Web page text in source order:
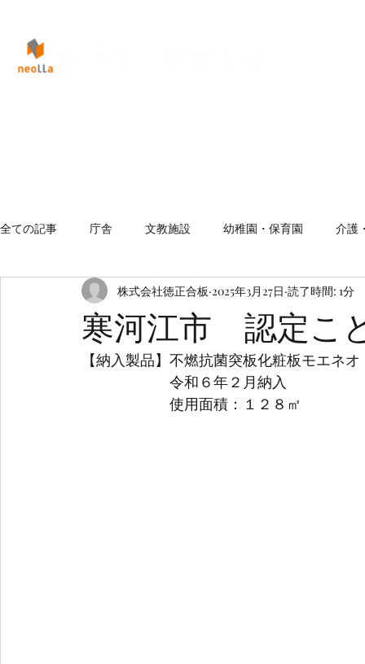
全ての記事 庁舎 文教施設 幼稚園・保育園 介護
寒河江市 認定こ
株式会社徳正合板 2025年3月27日 読了時間: 1分
【納入製品】不燃抗菌突板化粧板モエネ
令和６年２月納入
使用面積：１２８㎡